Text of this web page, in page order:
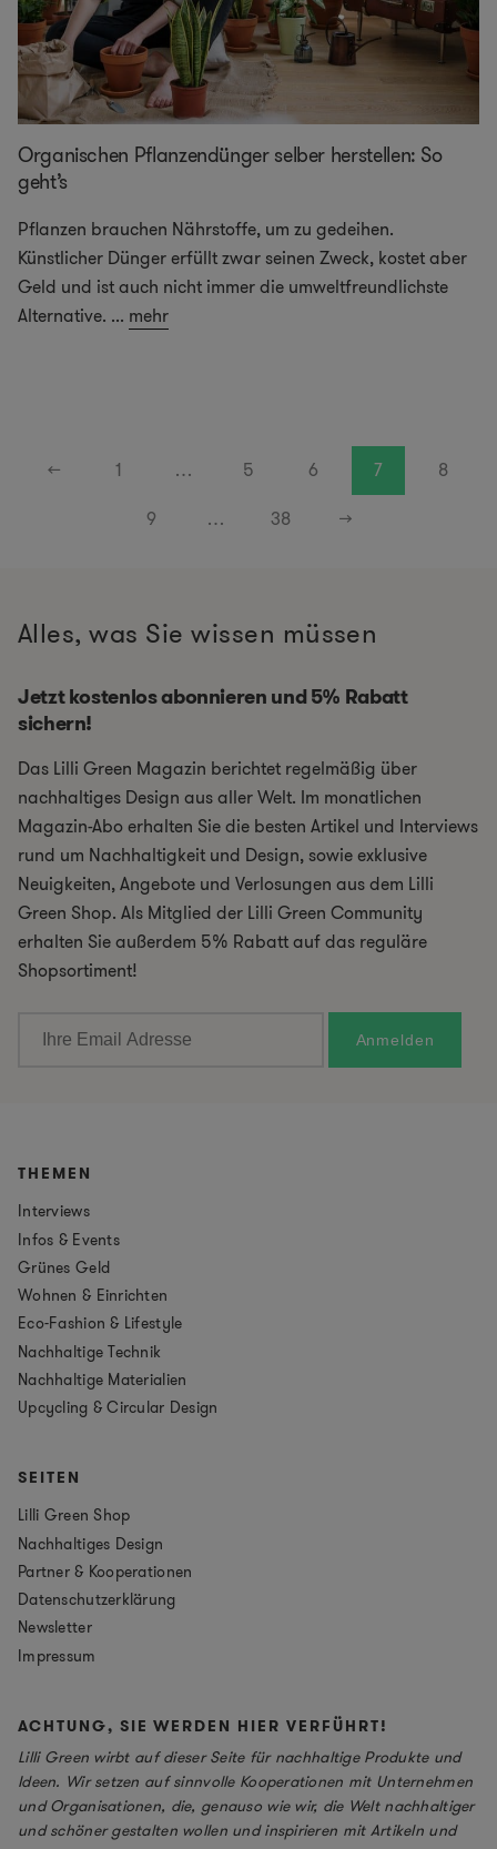
Organischen Pflanzendünger selber herstellen: So
geht’s
Pflanzen brauchen Nährstoffe, um zu gedeihen.
Künstlicher Dünger erfüllt zwar seinen Zweck, kostet aber
Geld und ist auch nicht immer die umweltfreundlichste
Alternative. ... mehr
← 1 … 5 6 7
8
9
… 38 →
Alles, was Sie wissen müssen
Jetzt kostenlos abonnieren und 5% Rabatt
sichern!
Das Lilli Green Magazin berichtet regelmäßig über
nachhaltiges Design aus aller Welt. Im monatlichen
Magazin-Abo erhalten Sie die besten Artikel und Interviews
rund um Nachhaltigkeit und Design, sowie exklusive
Neuigkeiten, Angebote und Verlosungen aus dem Lilli
Green Shop. Als Mitglied der Lilli Green Community
erhalten Sie außerdem 5% Rabatt auf das reguläre
Shopsortiment!
THEMEN
Interviews
Infos & Events
Grünes Geld
Wohnen & Einrichten
Eco-Fashion & Lifestyle
Nachhaltige Technik
Nachhaltige Materialien
Upcycling & Circular Design
SEITEN
Lilli Green Shop
Nachhaltiges Design
Partner & Kooperationen
Datenschutzerklärung
Newsletter
Impressum
ACHTUNG, SIE WERDEN HIER VERFÜHRT!
Lilli Green wirbt auf dieser Seite für nachhaltige Produkte und
Ideen. Wir setzen auf sinnvolle Kooperationen mit Unternehmen
und Organisationen, die, genauso wie wir, die Welt nachhaltiger
und schöner gestalten wollen und inspirieren mit Artikeln und